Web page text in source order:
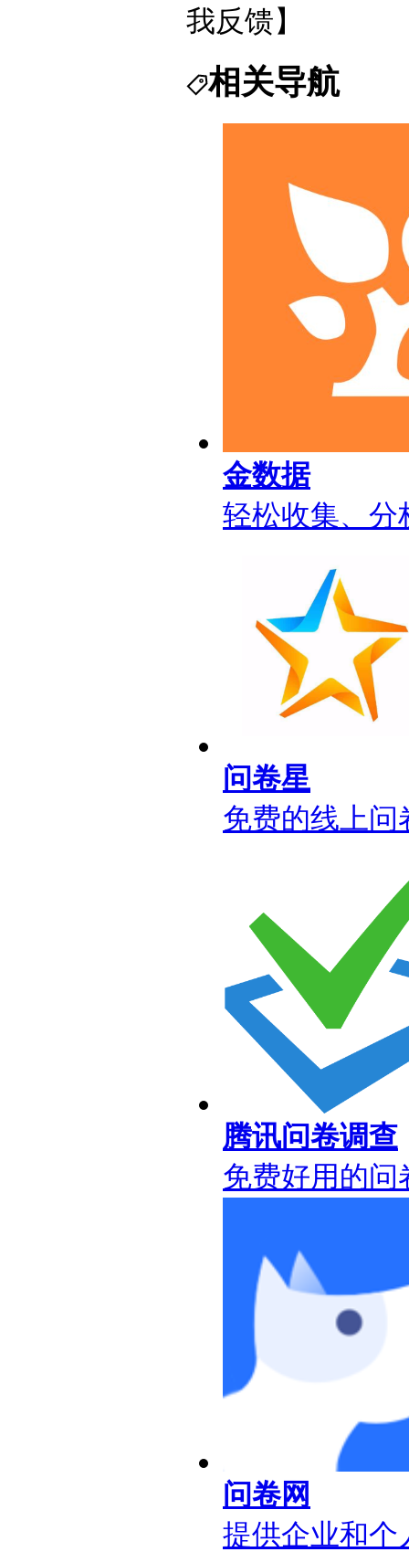
我反馈】
相关导航
金数据
轻松收集、分
问卷星
免费的线上问
腾讯问卷调查
免费好用的问
问卷网
提供企业和个